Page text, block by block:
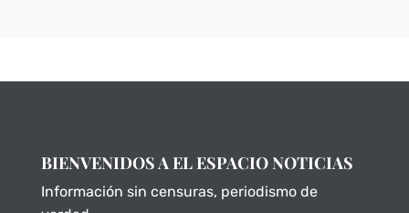
BIENVENIDOS A EL ESPACIO NOTICIAS
Información sin censuras, periodismo de